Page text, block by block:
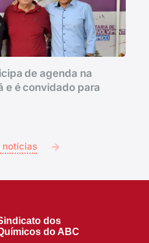
de agenda na
e é convidado para
notícias
dos
do ABC